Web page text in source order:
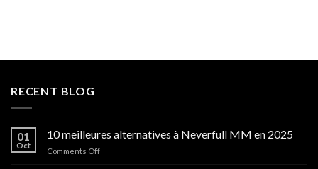
RECENT BLOG
01
Oct
10 meilleures alternatives à Neverfull MM en 2025
Comments Offon